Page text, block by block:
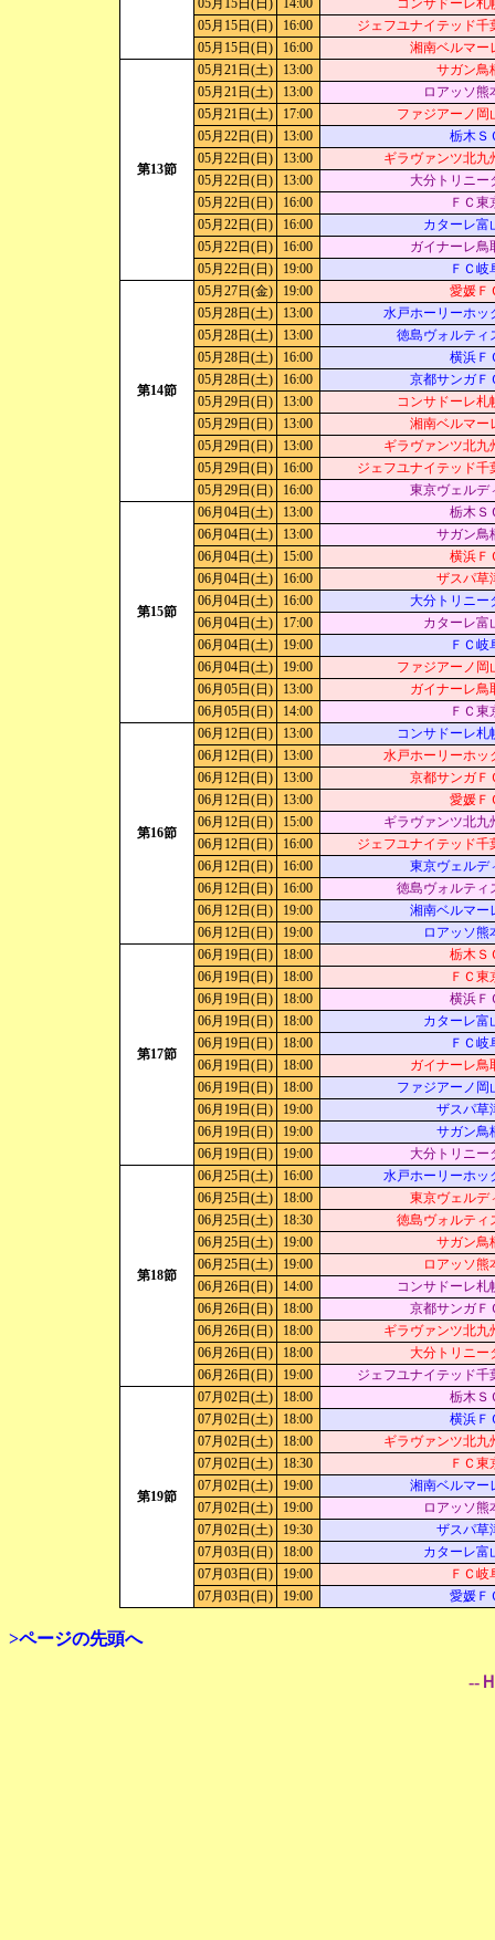
05月15日(日) 14:00
コンサドーレ札
05月15日(日)
16:00
ジェフユナイテッド千
05月15日(日)
16:00 湘南ベルマー
第13節
05月21日(土) 13:00
サガン鳥
05月21日(土)
13:00
ロアッソ熊
05月21日(土)
17:00
ファジアーノ岡
05月22日(日)
13:00
栃木Ｓ
05月22日(日)
13:00
ギラヴァンツ北九
05月22日(日)
13:00
大分トリニー
05月22日(日)
16:00
ＦＣ東
05月22日(日)
16:00
カターレ富
05月22日(日)
16:00
ガイナーレ鳥
05月22日(日)
19:00 ＦＣ岐
第14節
05月27日(金) 19:00
愛媛Ｆ
05月28日(土)
13:00
水戸ホーリーホッ
05月28日(土)
13:00
徳島ヴォルティ
05月28日(土)
16:00
横浜Ｆ
05月28日(土)
16:00
京都サンガＦ
05月29日(日)
13:00
コンサドーレ札
05月29日(日)
13:00
湘南ベルマー
05月29日(日)
13:00
ギラヴァンツ北九
05月29日(日)
16:00
ジェフユナイテッド千
05月29日(日)
16:00 東京ヴェルデ
第15節
06月04日(土) 13:00
栃木Ｓ
06月04日(土)
13:00
サガン鳥
06月04日(土)
15:00
横浜Ｆ
06月04日(土)
16:00
ザスパ草
06月04日(土)
16:00
大分トリニー
06月04日(土)
17:00
カターレ富
06月04日(土)
19:00
ＦＣ岐
06月04日(土)
19:00
ファジアーノ岡
06月05日(日)
13:00
ガイナーレ鳥
06月05日(日)
14:00 ＦＣ東
第16節
06月12日(日) 13:00
コンサドーレ札
06月12日(日)
13:00
水戸ホーリーホッ
06月12日(日)
13:00
京都サンガＦ
06月12日(日)
13:00
愛媛Ｆ
06月12日(日)
15:00
ギラヴァンツ北九
06月12日(日)
16:00
ジェフユナイテッド千
06月12日(日)
16:00
東京ヴェルデ
06月12日(日)
16:00
徳島ヴォルティ
06月12日(日)
19:00
湘南ベルマー
06月12日(日)
19:00 ロアッソ熊
第17節
06月19日(日) 18:00
栃木Ｓ
06月19日(日)
18:00
ＦＣ東
06月19日(日)
18:00
横浜Ｆ
06月19日(日)
18:00
カターレ富
06月19日(日)
18:00
ＦＣ岐
06月19日(日)
18:00
ガイナーレ鳥
06月19日(日)
18:00
ファジアーノ岡
06月19日(日)
19:00
ザスパ草
06月19日(日)
19:00
サガン鳥
06月19日(日)
19:00 大分トリニー
第18節
06月25日(土) 16:00
水戸ホーリーホッ
06月25日(土)
18:00
東京ヴェルデ
06月25日(土)
18:30
徳島ヴォルティ
06月25日(土)
19:00
サガン鳥
06月25日(土)
19:00
ロアッソ熊
06月26日(日)
14:00
コンサドーレ札
06月26日(日)
18:00
京都サンガＦ
06月26日(日)
18:00
ギラヴァンツ北九
06月26日(日)
18:00
大分トリニー
06月26日(日)
19:00 ジェフユナイテッド千
第19節
07月02日(土) 18:00
栃木Ｓ
07月02日(土)
18:00
横浜Ｆ
07月02日(土)
18:00
ギラヴァンツ北九
07月02日(土)
18:30
ＦＣ東
07月02日(土)
19:00
湘南ベルマー
07月02日(土)
19:00
ロアッソ熊
07月02日(土)
19:30
ザスパ草
07月03日(日)
18:00
カターレ富
07月03日(日)
19:00
ＦＣ岐
07月03日(日)
19:00 愛媛Ｆ
>ページの先頭へ
--